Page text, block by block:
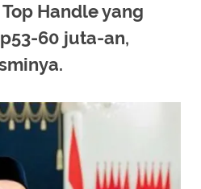
Handle yang
60 juta-an,